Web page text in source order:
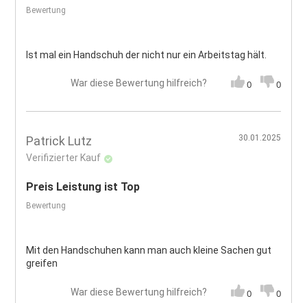
Bewertung
Ist mal ein Handschuh der nicht nur ein Arbeitstag hält.
War diese Bewertung hilfreich? 0 0
Patrick Lutz
Verifizierter Kauf
30.01.2025
Preis Leistung ist Top
Bewertung
Mit den Handschuhen kann man auch kleine Sachen gut
greifen
War diese Bewertung hilfreich? 0 0